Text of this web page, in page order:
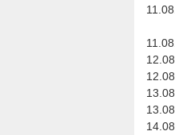
11.08.
11.08.
12.08.
12.08.
13.08.
13.08.
14.08.